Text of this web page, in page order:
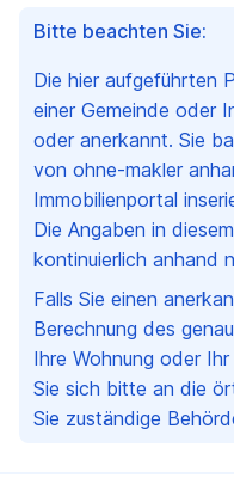
Bitte beachten Sie:
Die hier aufgeführten
einer Gemeinde oder
oder anerkannt. Sie
von ohne-makler
Immobilienportal
Die Angaben in
kontinuierlich anhand
Falls Sie einen
Berechnung des
Ihre Wohnung oder
Sie sich bitte an die
Sie zuständige